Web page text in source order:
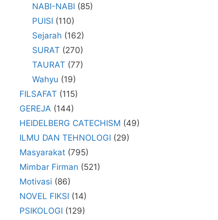
NABI-NABI (85)
PUISI (110)
Sejarah (162)
SURAT (270)
TAURAT (77)
Wahyu (19)
FILSAFAT (115)
GEREJA (144)
HEIDELBERG CATECHISM (49)
ILMU DAN TEHNOLOGI (29)
Masyarakat (795)
Mimbar Firman (521)
Motivasi (86)
NOVEL FIKSI (14)
PSIKOLOGI (129)